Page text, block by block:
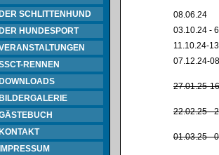
DER SCHLITTENHUND
DER HUNDESPORT
RENNEN
DOWNLOADS
BILDERGALERIE
KONTAKT
IMPRESSUM
08.06.24
03.10.24 -
11.10.24-
07.12.24-
27.01.25-
22.02.25 -
01.03.25 -